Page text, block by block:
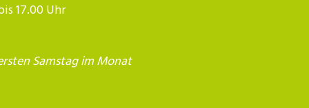
17.00 Uhr
Samstag im Monat